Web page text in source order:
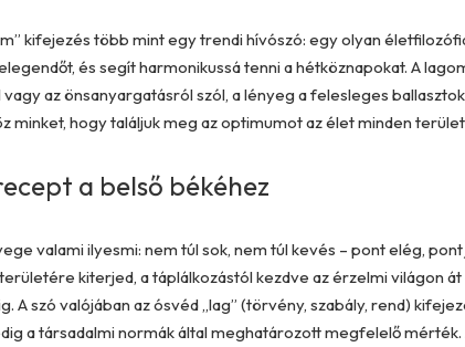
kifejezés több mint egy trendi hívószó: egy olyan
és segít harmonikussá tenni a hétköznapokat. A
az önsanyargatásról szól, a lényeg a felesleges
minket, hogy találjuk meg az optimumot az élet minden
a belső békéhez
valami ilyesmi: nem túl sok, nem túl kevés – pont elég, pont
kiterjed, a táplálkozástól kezdve az érzelmi világon
A szó valójában az ósvéd „lag” (törvény, szabály, rend)
a társadalmi normák által meghatározott megfelelő mérték.